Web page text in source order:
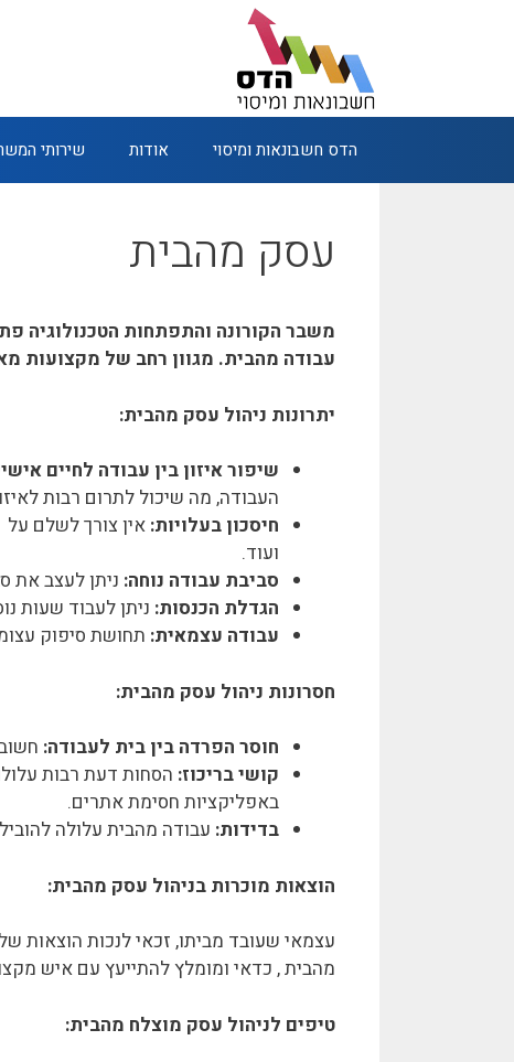
הדס חשבונאות ומיסוי אודות שירותי
עסק מהבית
משבר הקורונה והתפתחות הטכנולוגיה
עבודה מהבית. מגוון רחב של מקצועות
יתרונות ניהול עסק מהבית:
שיפור איזון בין עבודה לחיים
העבודה, מה שיכול לתרום רבות
חיסכון בעלויות: אין צורך לשלם
ועוד.
סביבת עבודה נוחה: ניתן לעצב את
הגדלת הכנסות: ניתן לעבוד שעות
עבודה עצמאית: תחושת סיפוק
חסרונות ניהול עסק מהבית:
חוסר הפרדה בין בית לעבודה:
קושי בריכוז: הסחות דעת רבות
באפליקציות חסימת אתרים.
בדידות: עבודה מהבית עלולה
הוצאות מוכרות בניהול עסק מהבית:
עצמאי שעובד מביתו, זכאי לנכות הוצאות
מהבית , כדאי ומומלץ להתייעץ עם איש
טיפים לניהול עסק מוצלח מהבית: